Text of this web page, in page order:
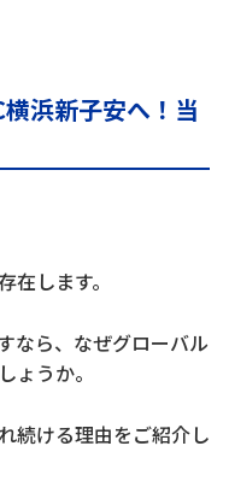
浜新子安へ！当
します。
なら、なぜグローバル
ょうか。
続ける理由をご紹介し